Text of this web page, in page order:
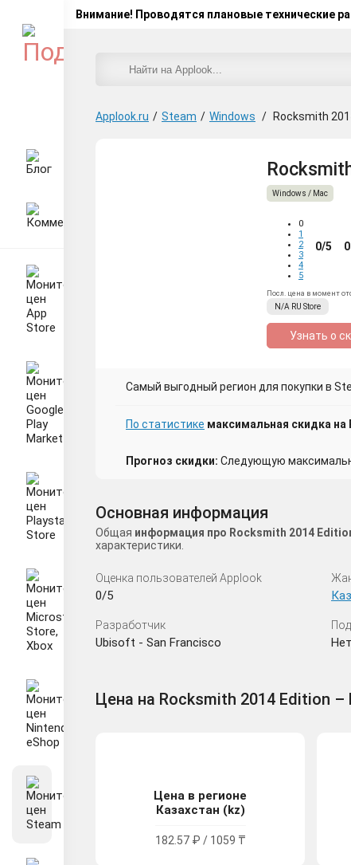
Внимание! Проводятся плановые технические
Applook.ru / Steam / Windows / Rocksmith
Windows / Mac
0
1
2
3
4
5
0/5 0
Посл. цена в момент
N/A RU Store
Узнать о
Самый выгодный регион для покупки в
По статистике максимальная скидка на
Прогноз скидки: Следующую
Основная информация
Общая информация про Rocksmith 2014
характеристики.
Оценка пользователей Applook
0/5
Разработчик
Ubisoft - San Francisco
Цена на Rocksmith 2014 Edition –
Цена в регионе
Казахстан (kz)
182.57 ₽ / 1059 ₸